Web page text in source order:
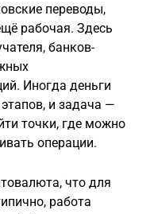
переводы,
рабочая. Здесь
банков-
Иногда деньги
и задача —
точки, где можно
операции.
что для
работа